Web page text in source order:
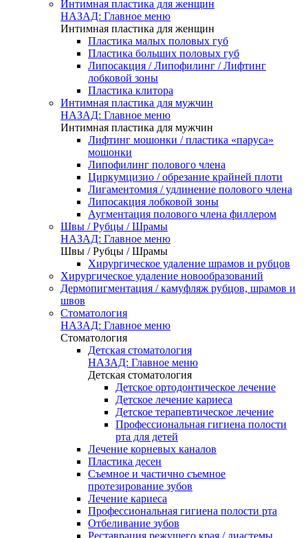
Интимная пластика для женщин
НАЗАД: Главное меню
Интимная пластика для женщин
Пластика малых половых губ
Пластика больших половых губ
Липосакция / Липофилинг / Лифтинг
лобковой зоны
Пластика клитора
Интимная пластика для мужчин
НАЗАД: Главное меню
Интимная пластика для мужчин
Лифтинг мошонки / пластика «паруса»
мошонки
Липофилинг полового члена
Циркумцизио / обрезание крайней плоти
Лигаментомия / удлинение полового члена
Липосакция лобковой зоны
Аугментация полового члена филлером
Швы / Рубцы / Шрамы
НАЗАД: Главное меню
Швы / Рубцы / Шрамы
Хирургическое удаление шрамов и рубцов
Хирургическое удаление новообразований
Дермопигментация / камуфляж рубцов, шрамов и
швов
Стоматология
НАЗАД: Главное меню
Стоматология
Детская стоматология
НАЗАД: Главное меню
Детская стоматология
Детское ортодонтическое лечение
Детское лечение кариеса
Детское терапевтическое лечение
Профессиональная гигиена полости
рта для детей
Лечение корневых каналов
Пластика десен
Съемное и частично съемное
протезирование зубов
Лечение кариеса
Профессиональная гигиена полости рта
Отбеливание зубов
Реставрация режущего края / диастемы